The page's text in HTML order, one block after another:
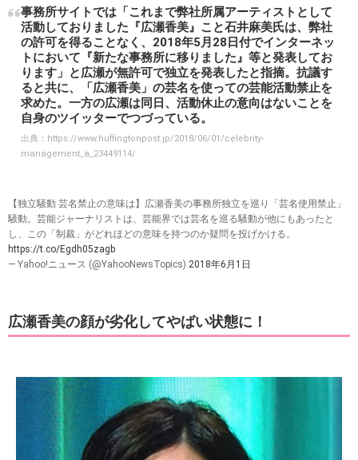
事務所サイトでは「これまで弊社所属アーティストとして
活動しておりました『広瀬香美』こと石井麻美氏は、弊社
の許可を得ることなく、2018年5月28日付でインターネッ
トにおいて『新たな事務所に移りました』等と発表してお
ります」と広瀬が無許可で独立を発表したと指摘。抗議す
ると共に、「広瀬香美」の芸名を使っての芸能活動禁止を
求めた。一方の広瀬は同日、活動休止の意向はないことを
自身のツイッターでつづっている。
出典： https://www.huffingtonpost.jp/2018/06/01/celebrity-
management_a_23449114/
【独立騒動 芸名禁止の意味は】広瀬香美の事務所独立を巡り「芸名使用禁止」
騒動。芸能ジャーナリストは、芸能界では芸名を巡る騒動が他にもあったと
し、この「制裁」がどれほどの意味を持つのか疑問を投げかける。
https://t.co/Egdh05zagb
— Yahoo!ニュース (@YahooNewsTopics) 2018年6月1日
広瀬香美の顔が劣化してやばい状態に！